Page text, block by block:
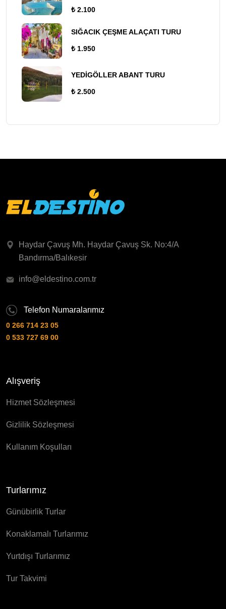
₺ 2.100
SIĞACIK ÇEŞME ALAÇATI TURU
₺ 1.950
YEDİGÖLLER ABANT TURU
₺ 2.500
Haydar Çavuş Mh. Haydar Çavuş Sk. No:4/A
Bandırma/Balıkesir
info@eldestino.com.tr
Telefon Numaralarımız
0 266 714 23 05
0 533 727 69 00
Alışveriş
Hizmet Sözleşmesi
Gizlilik Sözleşmesi
Kullanım Koşulları
Turlarımız
Günübirlik Turlar
Konaklamalı Turlarımız
Yurtdışı Turlarımız
Tur Takvimi